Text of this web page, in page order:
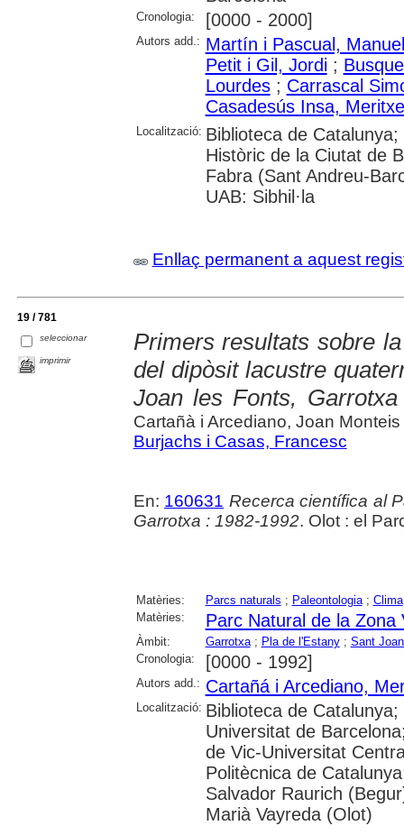
Cronologia: [0000 - 2000]
Autors add.: Martín i Pascual, Manuel
Petit i Gil, Jordi;
Lourdes; Carrascal
Casadesús Insa,
Localització: Biblioteca de
Històric de la Ciutat de
Fabra (Sant Andreu-
UAB: Sibhil·la
Enllaç permanent a aquest
19 / 781
seleccionar
imprimir
Primers resultats sobre
del dipòsit lacustre
Joan les Fonts, Garrotxa
Cartañà i Arcediano, Joan
Burjachs i Casas, Francesc
En: 160631 Recerca científica al
Garrotxa : 1982-1992. Olot : el
Matèries: Parcs naturals ; Paleontologia; Clima
Matèries:
Parc Natural de la Zona
Àmbit: Garrotxa; Pla de l'Estany; Sant
Cronologia:
[0000 - 1992]
Autors add.: Cartañá i Arcediano,
Localització: Biblioteca de
Universitat de
de Vic-Universitat
Politècnica de
Salvador Raurich
Marià Vayreda (Olot)